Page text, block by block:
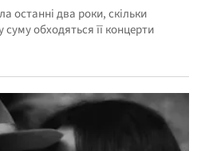
останні два роки, скільки
обходяться її концерти